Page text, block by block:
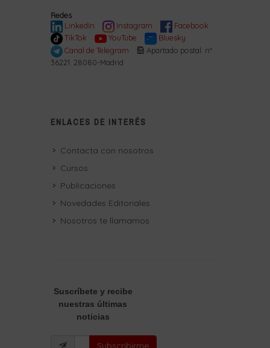
Redes
LinkedIn
Instagram
Facebook
TikTok
YouTube
Bluesky
Canal de Telegram
Apartado postal: nº
36221. 28080-Madrid
ENLACES DE INTERÉS
Contacta con nosotros
Cursos
Publicaciones
Novedades Editoriales
Nosotros te llamamos
Suscríbete y recibe
nuestras últimas
noticias
Subscribirme